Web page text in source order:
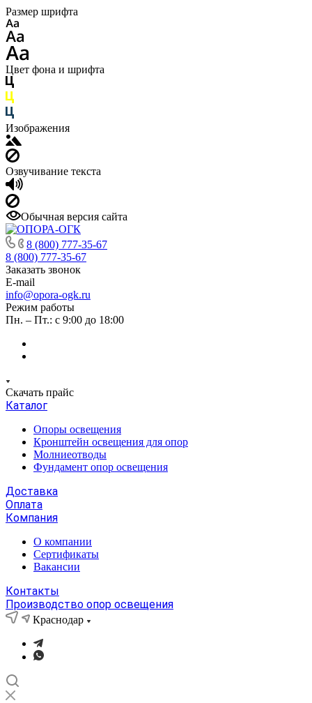
Размер шрифта
Цвет фона и шрифта
Изображения
Озвучивание текста
Обычная версия сайта
8 (800) 777-35-67
8 (800) 777-35-67
Заказать звонок
E-mail
info@opora-ogk.ru
Режим работы
Пн. – Пт.: с 9:00 до 18:00
Скачать прайс
Каталог
Опоры освещения
Кронштейн освещения для опор
Молниеотводы
Фундамент опор освещения
Доставка
Оплата
Компания
О компании
Сертификаты
Вакансии
Контакты
Производство опор освещения
Краснодар